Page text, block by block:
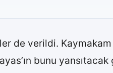
de verildi.
bunu